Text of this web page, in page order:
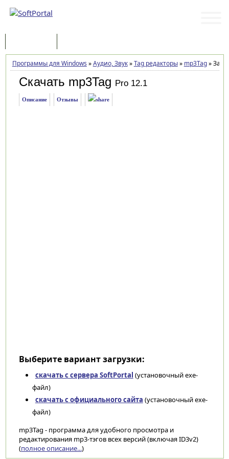
Программы для Windows »Аудио, Звук»Tag редакторы» mp3Tag»
Скачать mp3Tag Pro 12.1
Описание Отзывы
Выберите вариант загрузки:
скачать с сервера SoftPortal (установочный exe-
файл)
скачать с официального сайта (установочный exe-
файл)
mp3Tag - программа для удобного просмотра и
редактирования mp3-тэгов всех версий (включая ID3v2)
(полное описание...)